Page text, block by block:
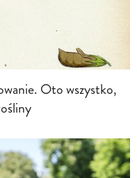
Oto wszystko,